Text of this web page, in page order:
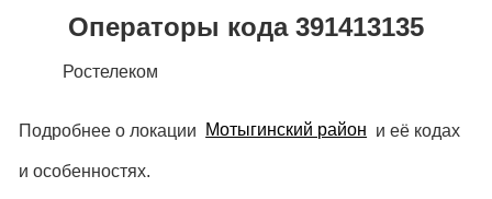
Операторы кода 391413135
Ростелеком
Подробнее о локации Мотыгинский район и её кодах
и особенностях.